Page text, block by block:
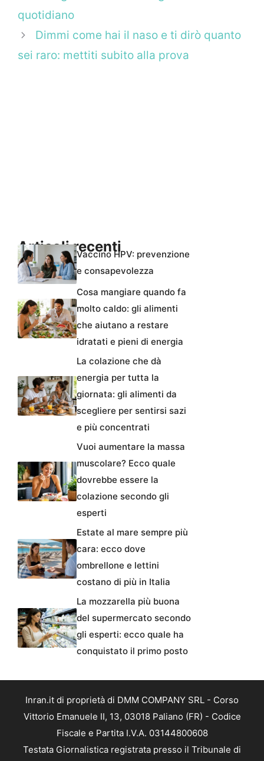
quotidiano
Dimmi come hai il naso e ti dirò quanto
sei raro: mettiti subito alla prova
Articoli recentiVaccino HPV: prevenzione
e consapevolezza
Cosa mangiare quando fa
molto caldo: gli alimenti
che aiutano a restare
idratati e pieni di energia
La colazione che dà
energia per tutta la
giornata: gli alimenti da
scegliere per sentirsi sazi
e più concentrati
Vuoi aumentare la massa
muscolare? Ecco quale
dovrebbe essere la
colazione secondo gli
esperti
Estate al mare sempre più
cara: ecco dove
ombrellone e lettini
costano di più in Italia
La mozzarella più buona
del supermercato secondo
gli esperti: ecco quale ha
conquistato il primo posto
Inran.it di proprietà di DMM COMPANY SRL - Corso
Vittorio Emanuele II, 13, 03018 Paliano (FR) - Codice
Fiscale e Partita I.V.A. 03144800608
Testata Giornalistica registrata presso il Tribunale di